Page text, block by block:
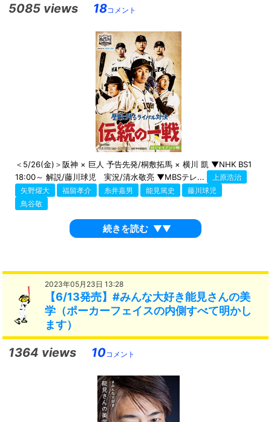
5085 views 18コメント
＜5/26(金)＞阪神 × 巨人 予告先発/桐敷拓馬 × 横川 凱 ▼NHK BS1
18:00～ 解説/藤川球児 実況/清水敬亮 ▼MBSテレ...
上原浩治
矢野燿大
福留孝介 糸井嘉男 能見篤史
藤川球児
鳥谷敬
続きを読む ▼▼
2023年05月23日 13:28
【6/13発売】#みんな大好き能見さんの美
学（ポーカーフェイスの内側すべて明かし
ます）
1364 views 10コメント